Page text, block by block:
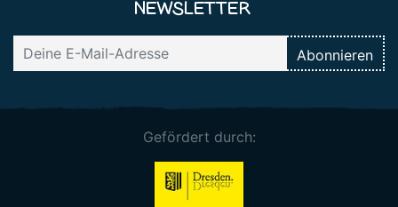
NEWSLETTER
Gefördert durch: